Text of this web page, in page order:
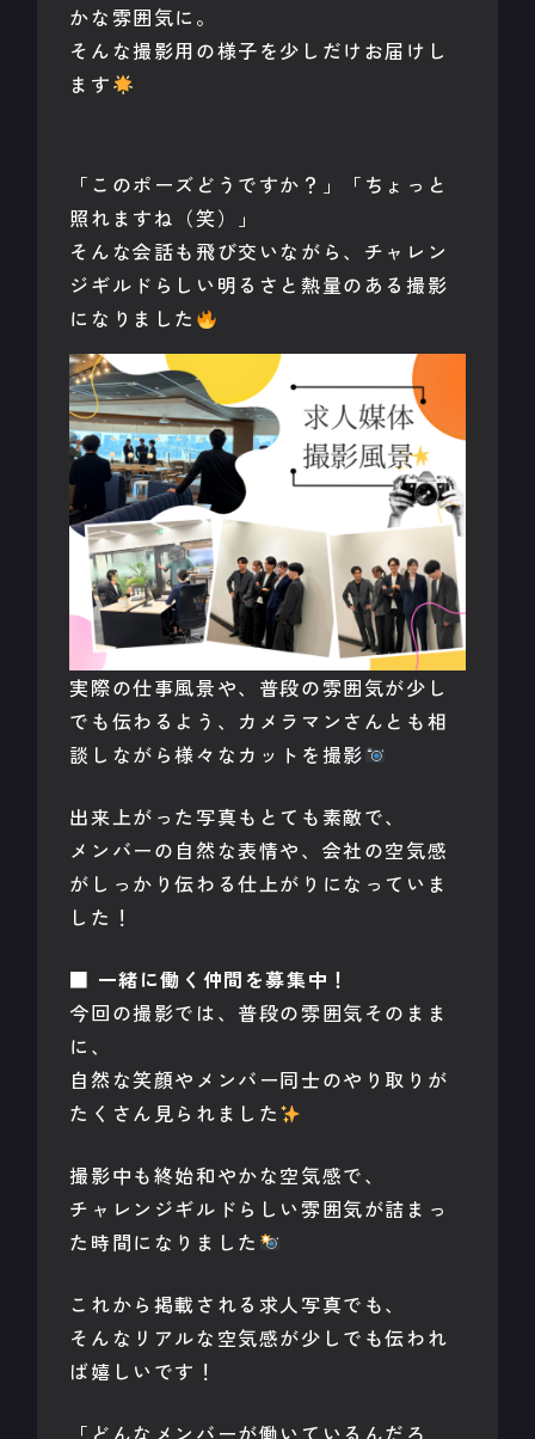
かな雰囲気に。
そんな撮影用の様子を少しだけお届けし
ます
「このポーズどうですか？」「ちょっと
照れますね（笑）」
そんな会話も飛び交いながら、チャレン
ジギルドらしい明るさと熱量のある撮影
になりました
実際の仕事風景や、普段の雰囲気が少し
でも伝わるよう、カメラマンさんとも相
談しながら様々なカットを撮影
出来上がった写真もとても素敵で、
メンバーの自然な表情や、会社の空気感
がしっかり伝わる仕上がりになっていま
した！
■ 一緒に働く仲間を募集中！
今回の撮影では、普段の雰囲気そのまま
に、
自然な笑顔やメンバー同士のやり取りが
たくさん見られました
撮影中も終始和やかな空気感で、
チャレンジギルドらしい雰囲気が詰まっ
た時間になりました
これから掲載される求人写真でも、
そんなリアルな空気感が少しでも伝われ
ば嬉しいです！